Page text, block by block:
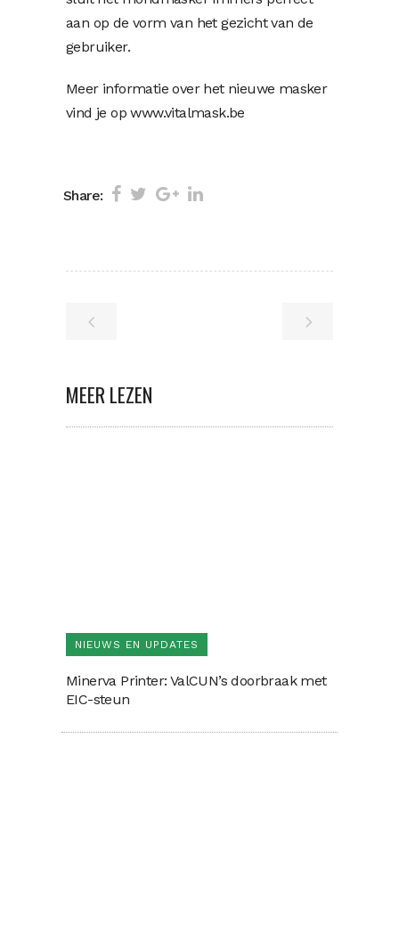
aan op de vorm van het gezicht van de
gebruiker.
Meer informatie over het nieuwe masker
vind je op www.vitalmask.be
Share:
MEER LEZEN
NIEUWS EN UPDATES
Minerva Printer: ValCUN’s doorbraak met
EIC-steun